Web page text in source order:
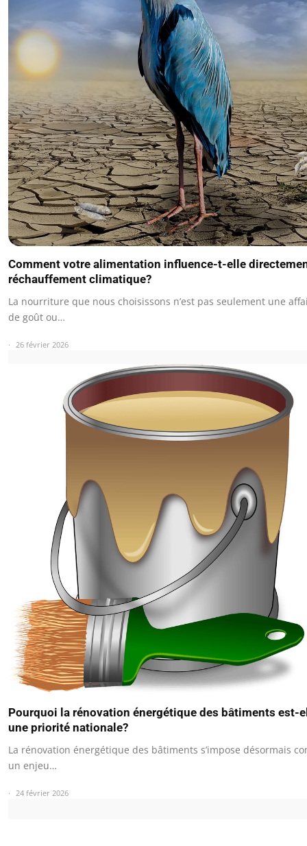
Comment votre alimentation influence-t-elle
réchauffement climatique?
La nourriture que nous choisissons n’est pas seulement une
de goût ou…
26 février 2026
Pourquoi la rénovation énergétique des bâtiments est-
une priorité nationale?
La rénovation énergétique des bâtiments s’impose désormais
un enjeu…
24 février 2026